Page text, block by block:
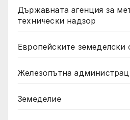
Държавната агенция за
технически надзор
Европейските земеделски
Железопътна
Земеделие